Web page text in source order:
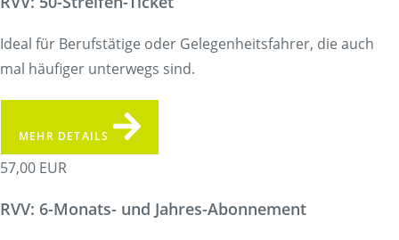
Ideal für Berufstätige oder Gelegenheitsfahrer, die auch
mal häufiger unterwegs sind.
MEHR DETAILS
57,00 EUR
RVV: 6-Monats- und Jahres-Abonnement